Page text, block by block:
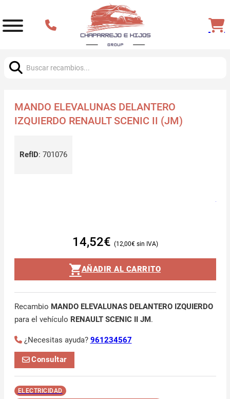
MANDO ELEVALUNAS DELANTERO
IZQUIERDO RENAULT SCENIC II (JM)
RefID: 701076
14,52€ 12,00€
AÑADIR AL CARRITO
Recambio MANDO ELEVALUNAS DELANTERO IZQUIERDO
para el vehículo RENAULT SCENIC II JM.
¿Necesitas ayuda? 961234567
Consultar
ELECTRICIDAD